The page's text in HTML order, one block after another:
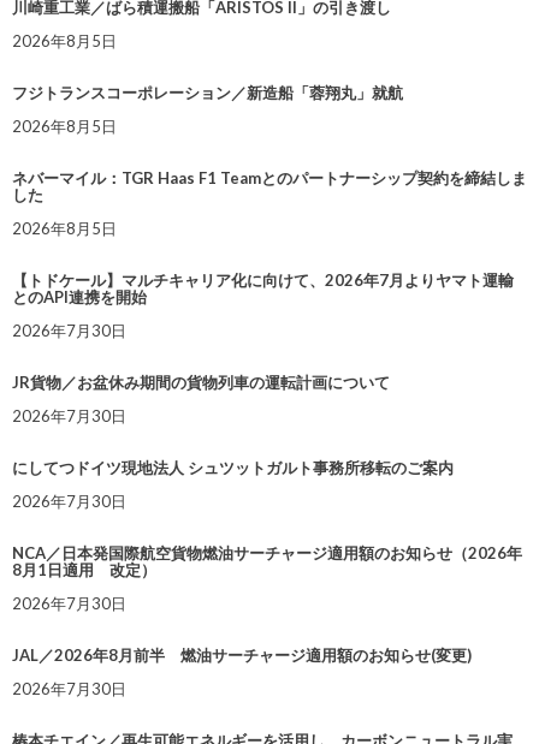
川崎重工業／ばら積運搬船「ARISTOS II」の引き渡し
2026年8月5日
フジトランスコーポレーション／新造船「蓉翔丸」就航
2026年8月5日
ネバーマイル：TGR Haas F1 Teamとのパートナーシップ契約を締結しま
した
2026年8月5日
【トドケール】マルチキャリア化に向けて、2026年7月よりヤマト運輸
とのAPI連携を開始
2026年7月30日
JR貨物／お盆休み期間の貨物列車の運転計画について
2026年7月30日
にしてつドイツ現地法人 シュツットガルト事務所移転のご案内
2026年7月30日
NCA／日本発国際航空貨物燃油サーチャージ適用額のお知らせ（2026年
8月1日適用 改定）
2026年7月30日
JAL／2026年8月前半 燃油サーチャージ適用額のお知らせ(変更)
2026年7月30日